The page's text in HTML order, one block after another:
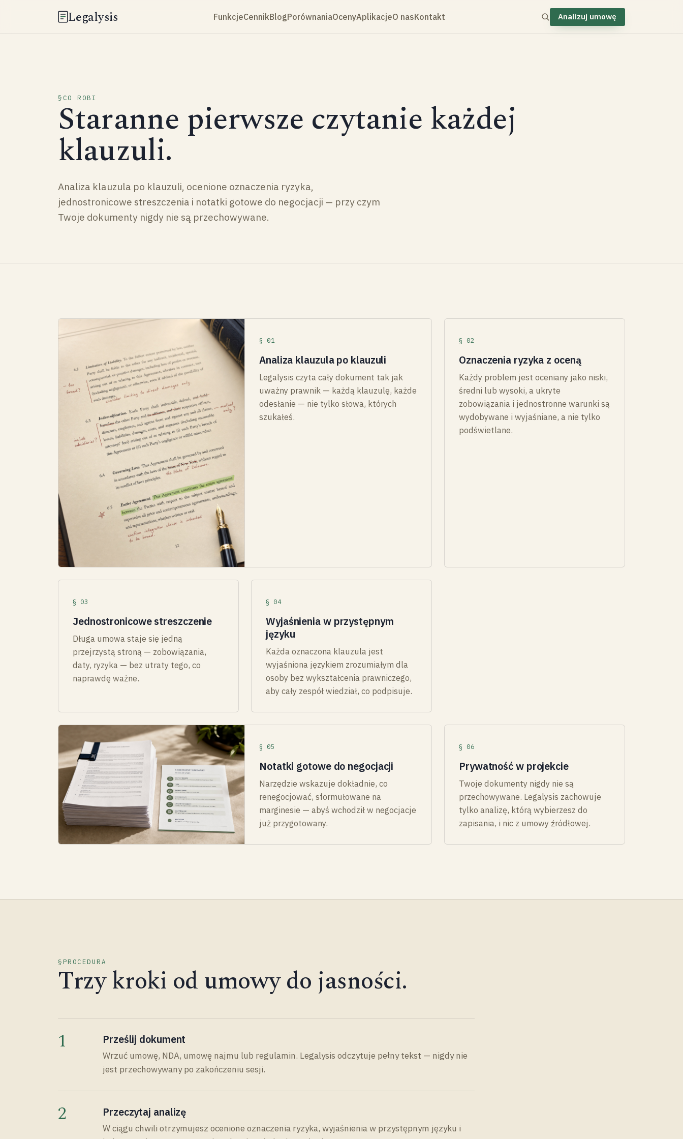
Legalysis FunkcjeCennikBlogPorównaniaOcenyAplikacjeO nasKontakt Analizuj umowę
CO ROBI
Staranne pierwsze czytanie każdej
klauzuli.
Analiza klauzula po klauzuli, ocenione oznaczenia ryzyka,
jednostronicowe streszczenia i notatki gotowe do negocjacji — przy czym
Twoje dokumenty nigdy nie są przechowywane.
§ 01
Analiza klauzula po klauzuli
Legalysis czyta cały dokument tak jak
uważny prawnik — każdą klauzulę, każde
odesłanie — nie tylko słowa, których
szukałeś.
§ 02
Oznaczenia ryzyka z oceną
Każdy problem jest oceniany jako niski,
średni lub wysoki, a ukryte
zobowiązania i jednostronne warunki są
wydobywane i wyjaśniane, a nie tylko
podświetlane.
§ 03
Jednostronicowe streszczenie
Długa umowa staje się jedną
przejrzystą stroną — zobowiązania,
daty, ryzyka — bez utraty tego, co
naprawdę ważne.
§ 04
Wyjaśnienia w przystępnym
języku
Każda oznaczona klauzula jest
wyjaśniona językiem zrozumiałym dla
osoby bez wykształcenia prawniczego,
aby cały zespół wiedział, co podpisuje.
§ 05
Notatki gotowe do negocjacji
Narzędzie wskazuje dokładnie, co
renegocjować, sformułowane na
marginesie — abyś wchodził w negocjacje
już przygotowany.
§ 06
Prywatność w projekcie
Twoje dokumenty nigdy nie są
przechowywane. Legalysis zachowuje
tylko analizę, którą wybierzesz do
zapisania, i nic z umowy źródłowej.
PROCEDURA
Trzy kroki od umowy do jasności.
1 Prześlij dokument
Wrzuć umowę, NDA, umowę najmu lub regulamin. Legalysis odczytuje pełny tekst — nigdy nie
jest przechowywany po zakończeniu sesji.
2 Przeczytaj analizę
W ciągu chwili otrzymujesz ocenione oznaczenia ryzyka, wyjaśnienia w przystępnym języku i